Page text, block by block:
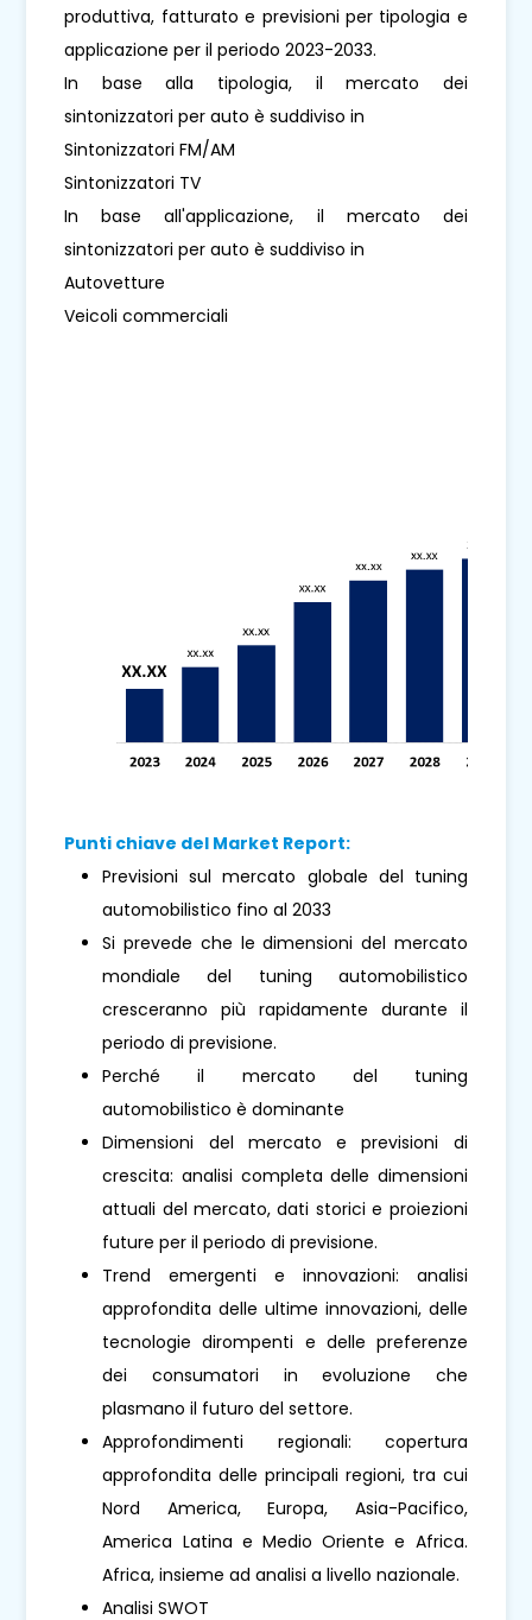
produttiva, fatturato e previsioni per tipologia e
applicazione per il periodo 2023-2033.
In base alla tipologia, il mercato dei
sintonizzatori per auto è suddiviso in
Sintonizzatori FM/AM
Sintonizzatori TV
In base all'applicazione, il mercato dei
sintonizzatori per auto è suddiviso in
Autovetture
Veicoli commerciali
Punti chiave del Market Report:
Previsioni sul mercato globale del tuning
automobilistico fino al 2033
Si prevede che le dimensioni del mercato
mondiale del tuning automobilistico
cresceranno più rapidamente durante il
periodo di previsione.
Perché il mercato del tuning
automobilistico è dominante
Dimensioni del mercato e previsioni di
crescita: analisi completa delle dimensioni
attuali del mercato, dati storici e proiezioni
future per il periodo di previsione.
Trend emergenti e innovazioni: analisi
approfondita delle ultime innovazioni, delle
tecnologie dirompenti e delle preferenze
dei consumatori in evoluzione che
plasmano il futuro del settore.
Approfondimenti regionali: copertura
approfondita delle principali regioni, tra cui
Nord America, Europa, Asia-Pacifico,
America Latina e Medio Oriente e Africa.
Africa, insieme ad analisi a livello nazionale.
Analisi SWOT